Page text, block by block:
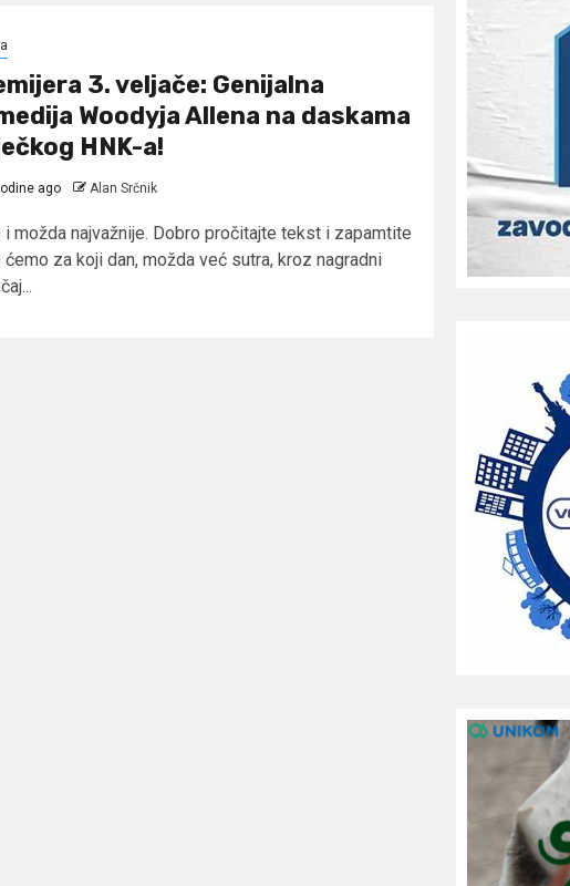
3. veljače: Genijalna
Woodyja Allena na daskama
HNK-a!
ago Alan Srčnik
i možda najvažnije. Dobro pročitajte tekst i zapamtite
ćemo za koji dan, možda već sutra, kroz nagradni